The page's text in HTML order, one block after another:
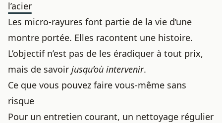
l’acier
Les micro-rayures font partie de la vie d’une
montre portée. Elles racontent une histoire.
L’objectif n’est pas de les éradiquer à tout prix,
mais de savoir jusqu’où intervenir.
Ce que vous pouvez faire vous-même sans
risque
Pour un entretien courant, un nettoyage régulier